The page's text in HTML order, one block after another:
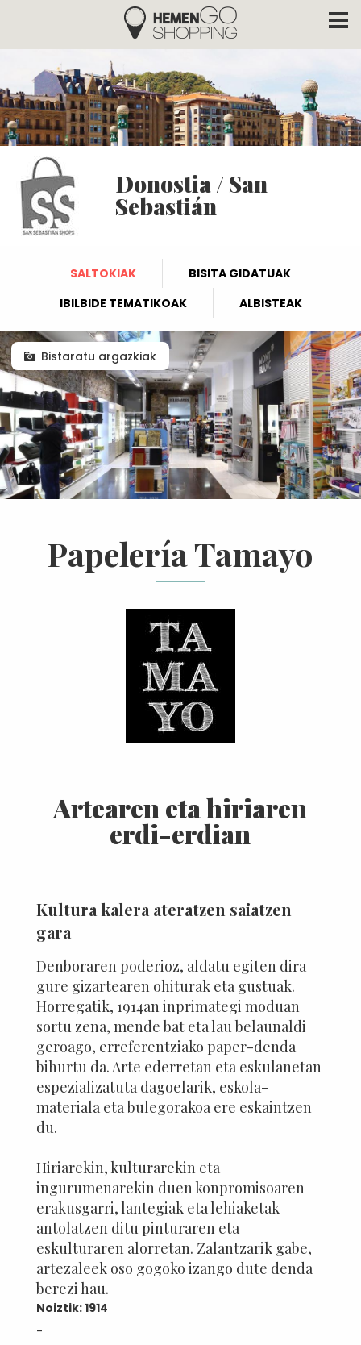
Skip to main content
Hemengo Shopping
Donostia / San
Sebastián
SALTOKIAK
BISITA GIDATUAK
IBILBIDE TEMATIKOAK
ALBISTEAK
Bistaratu argazkiak
Papelería Tamayo
Artearen eta hiriaren
erdi-erdian
Kultura kalera ateratzen saiatzen
gara
Denboraren poderioz, aldatu egiten dira
gure gizartearen ohiturak eta gustuak.
Horregatik, 1914an inprimategi moduan
sortu zena, mende bat eta lau belaunaldi
geroago, erreferentziako paper-denda
bihurtu da. Arte ederretan eta eskulanetan
espezializatuta dagoelarik, eskola-
materiala eta bulegorakoa ere eskaintzen
du.
Hiriarekin, kulturarekin eta
ingurumenarekin duen konpromisoaren
erakusgarri, lantegiak eta lehiaketak
antolatzen ditu pinturaren eta
eskulturaren alorretan. Zalantzarik gabe,
artezaleek oso gogoko izango dute denda
berezi hau.
Noiztik: 1914
-